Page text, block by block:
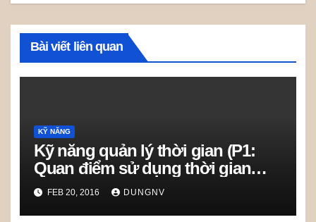
Bài viết liên quan
KỸ NĂNG
Kỹ năng quản lý thời gian (P1:
Quan điểm sử dụng thời gian
hiệu quả)
FEB 20, 2016 DUNGNV